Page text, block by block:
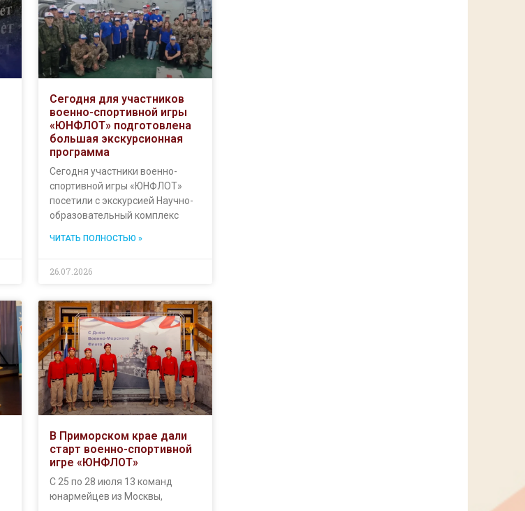
Сегодня для участников
военно-спортивной игры
«ЮНФЛОТ» подготовлена
большая экскурсионная
программа
Сегодня участники военно-
спортивной игры «ЮНФЛОТ»
посетили с экскурсией Научно-
образовательный комплекс
ЧИТАТЬ ПОЛНОСТЬЮ »
26.07.2026
В Приморском крае дали
старт военно-спортивной
игре «ЮНФЛОТ»
С 25 по 28 июля 13 команд
юнармейцев из Москвы,